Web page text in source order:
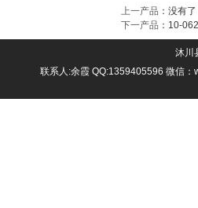
上一产品 ：没有了
下一产品 ： 10-
沐川
联系人:余霞 QQ:1359405596 微信